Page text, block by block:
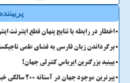
اخطار در رابطه با نتایج پنهان قطع اینترنت
برگرداندن زبان فارسی به فضای علمی
ببینید بزرگترین ایرباس کنترلی جهان!
پیرترین موجود جهان در آستانه ۲۰۰ سالگی خبرساز شد